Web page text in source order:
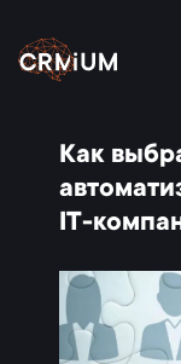
Как
IT-